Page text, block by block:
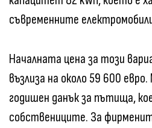
съвременните
Началната цена за този
възлиза на около 59 600
годишен данък за пътища,
собствениците. За